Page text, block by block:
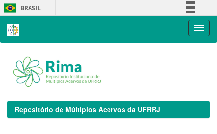
Skip
navigation
BRASIL
Repositório de Múltiplos Acervos da UFRRJ